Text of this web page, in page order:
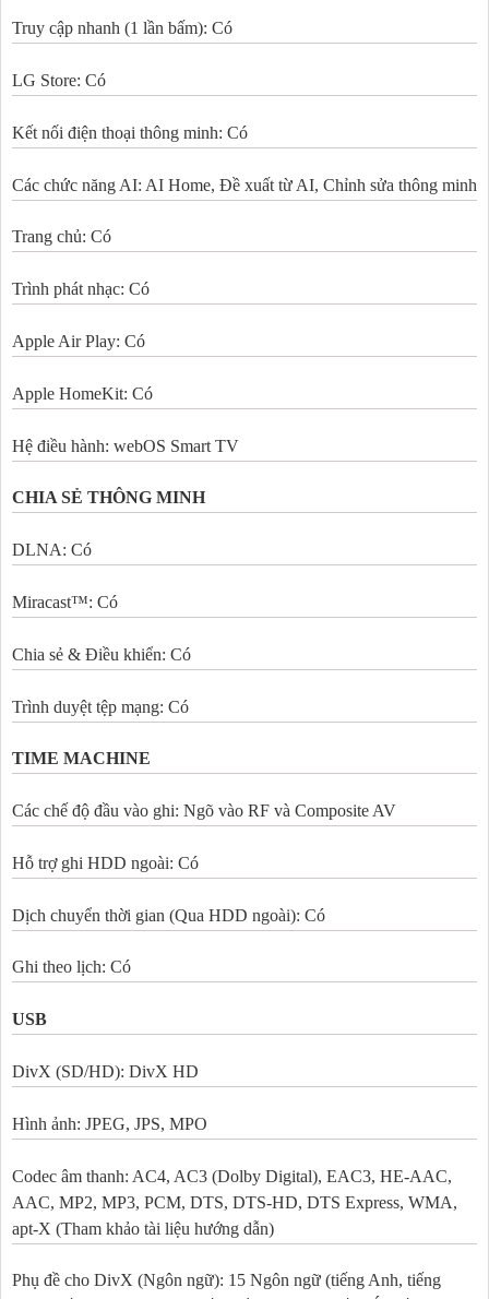
Truy cập nhanh (1 lần bấm): Có
LG Store: Có
Kết nối điện thoại thông minh: Có
Các chức năng AI: AI Home, Đề xuất từ AI, Chỉnh sửa thông minh
Trang chủ: Có
Trình phát nhạc: Có
Apple Air Play: Có
Apple HomeKit: Có
Hệ điều hành: webOS Smart TV
CHIA SẺ THÔNG MINH
DLNA: Có
Miracast™: Có
Chia sẻ & Điều khiển: Có
Trình duyệt tệp mạng: Có
TIME MACHINE
Các chế độ đầu vào ghi: Ngõ vào RF và Composite AV
Hỗ trợ ghi HDD ngoài: Có
Dịch chuyển thời gian (Qua HDD ngoài): Có
Ghi theo lịch: Có
USB
DivX (SD/HD): DivX HD
Hình ảnh: JPEG, JPS, MPO
Codec âm thanh: AC4, AC3 (Dolby Digital), EAC3, HE-AAC,
AAC, MP2, MP3, PCM, DTS, DTS-HD, DTS Express, WMA,
apt-X (Tham khảo tài liệu hướng dẫn)
Phụ đề cho DivX (Ngôn ngữ): 15 Ngôn ngữ (tiếng Anh, tiếng